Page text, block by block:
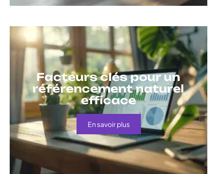
Facteurs clés pour un
référencement naturel
efficace
En savoir plus